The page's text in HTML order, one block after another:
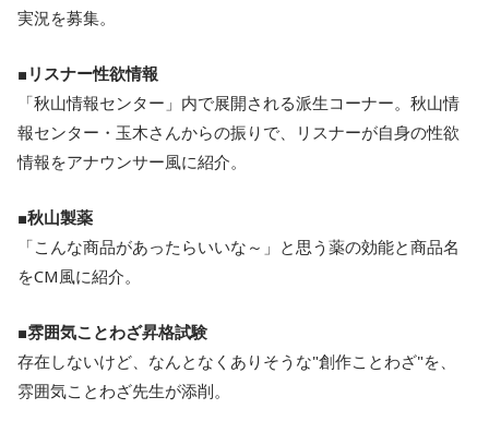
実況を募集。
■ リスナー性欲情報
「秋山情報センター」内で展開される派生コーナー。秋山情
報センター・玉木さんからの振りで、リスナーが自身の性欲
情報をアナウンサー風に紹介。
■秋山製薬
「こんな商品があったらいいな～」と思う薬の効能と商品名
をCM風に紹介。
■雰囲気ことわざ昇格試験
存在しないけど、なんとなくありそうな"創作ことわざ"を、
雰囲気ことわざ先生が添削。